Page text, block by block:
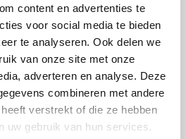
content en advertenties te
voor social media te bieden
te analyseren. Ook delen we
van onze site met onze
adverteren en analyse. Deze
combineren met andere
verstrekt of die ze hebben
uw gebruik van hun services.
vragen